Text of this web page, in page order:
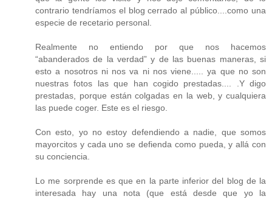
contrario tendríamos el blog cerrado al público....como una
especie de recetario personal.
Realmente no entiendo por que nos hacemos
“abanderados de la verdad” y de las buenas maneras, si
esto a nosotros ni nos va ni nos viene..... ya que no son
nuestras fotos las que han cogido prestadas.... .Y digo
prestadas, porque están colgadas en la web, y cualquiera
las puede coger. Este es el riesgo.
Con esto, yo no estoy defendiendo a nadie, que somos
mayorcitos y cada uno se defienda como pueda, y allá con
su conciencia.
Lo me sorprende es que en la parte inferior del blog de la
interesada hay una nota (que está desde que yo la